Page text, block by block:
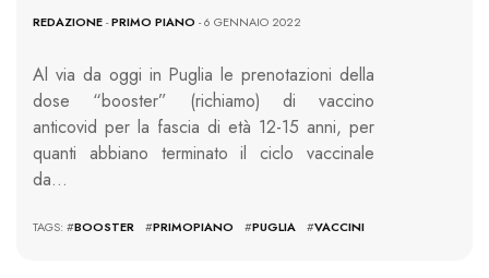
REDAZIONE-PRIMO PIANO - 6 GENNAIO 2022
Al via da oggi in Puglia le prenotazioni della
dose “booster” (richiamo) di vaccino
anticovid per la fascia di età 12-15 anni, per
quanti abbiano terminato il ciclo vaccinale
da…
TAGS: #BOOSTER #PRIMOPIANO #PUGLIA #VACCINI